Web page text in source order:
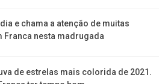
dia e chama a atenção de muitas
Franca nesta madrugada
de estrelas mais colorida de 2021.